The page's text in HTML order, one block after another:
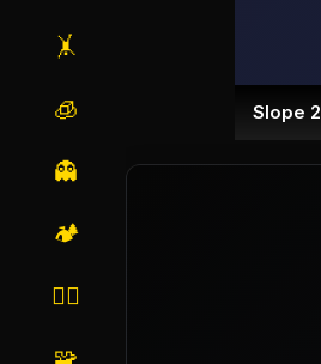
🤸
🧊
👻
🏕️
🏃‍♂️
🧩
Slope 2